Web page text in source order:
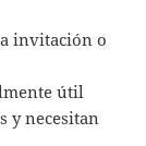
invitación o
útil
y necesitan